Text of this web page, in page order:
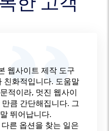
웹사이트 제작 도구
친화적입니다. 도움말
적이라, 멋진 웹사이
큼 간단해집니다. 그
뛰어납니다.
른 옵션을 찾는 일은